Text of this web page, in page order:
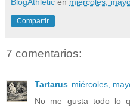
BlogAthletic en miércoles,
Compartir
7 comentarios:
Tartarus miércoles,
No me gusta todo lo